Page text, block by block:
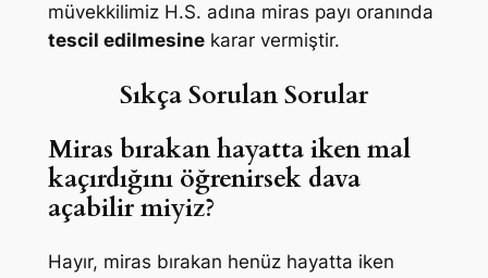
müvekkilimiz H.S. adına miras payı oranında
tescil edilmesinekarar vermiştir.
Sıkça Sorulan Sorular
Miras bırakan hayatta iken mal
kaçırdığını öğrenirsek dava
açabilir miyiz?
Hayır, miras bırakan henüz hayatta iken